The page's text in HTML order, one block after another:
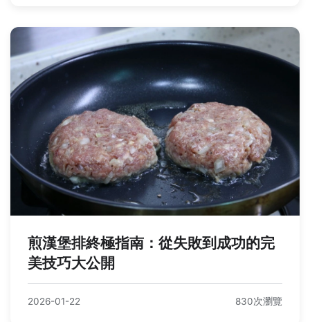
煎漢堡排終極指南：從失敗到成功的完
美技巧大公開
2026-01-22 830次瀏覽